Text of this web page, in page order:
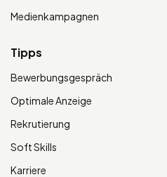
Medienkampagnen
Tipps
Bewerbungsgespräch
Optimale Anzeige
Rekrutierung
Soft Skills
Karriere